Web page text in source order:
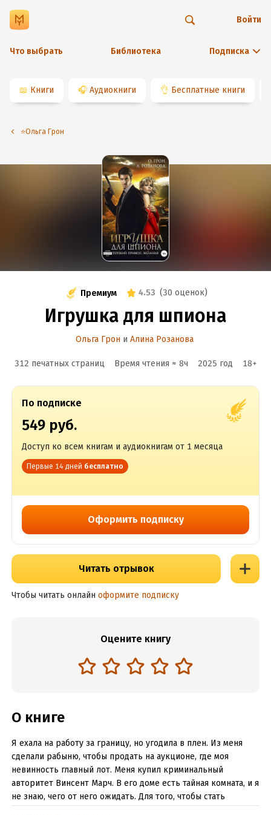
Что выбрать Библиотека Подписка
Войти
📖 Книги 🎧 Аудиокниги 👌 Бесплатные книги
⭐️Ольга Грон
Премиум 4.53 (30 оценок)
Игрушка для шпиона
Ольга Грон и Алина Розанова
312 печатных страниц Время чтения ≈ 8ч 2025 год 18+
По подписке
549 руб.
Доступ ко всем книгам и аудиокнигам от 1 месяца
Первые 14 дней бесплатно
Оформить подписку
Читать отрывок
Чтобы читать онлайн оформите подписку
Оцените книгу
О книге
Я ехала на работу за границу, но угодила в плен. Из меня
сделали рабыню, чтобы продать на аукционе, где моя
невинность главный лот. Меня купил криминальный
авторитет Винсент Марч. В его доме есть тайная комната, и я
не знаю, чего от него ожидать. Для того, чтобы стать